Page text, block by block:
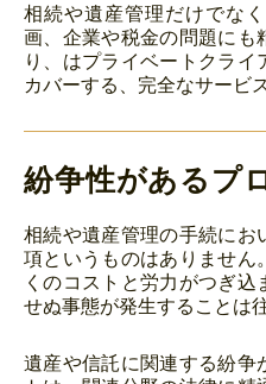
相続や遺産管理だけでな
画、企業や税金の問題にも
り、はプライベートクラ
カバーする、完全なサービ
紛争性があるプ
相続や遺産管理の手続にお
項というものはありません
くのコストと労力がつぎ
せぬ事態が発生することは
遺産や信託に関連する紛争